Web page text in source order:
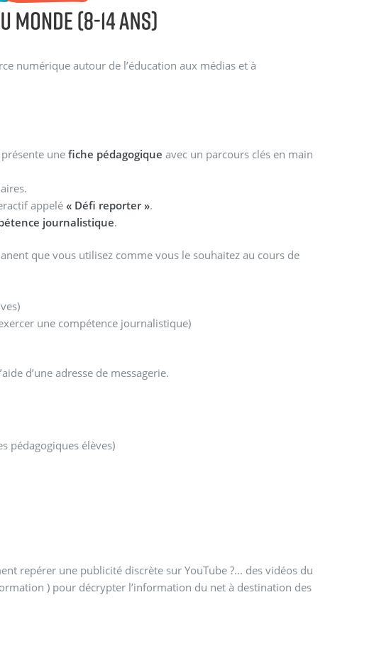
numérique autour de l’éducation aux médias et à
unefiche pédagogique avec un parcours clés en main
appelé« Défi reporter ».
journalistique.
que vous utilisez comme vous le souhaitez au cours de
une compétence journalistique)
d’une adresse de messagerie.
pédagogiques élèves)
repérer une publicité discrète sur YouTube ?... des vidéos du
) pour décrypter l’information du net à destination des